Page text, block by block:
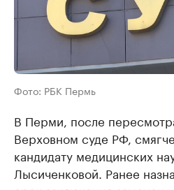
Фото: РБК Пермь
В Перми, после
Верховном суде РФ,
кандидату медицинских
Лысиченковой. Ранее